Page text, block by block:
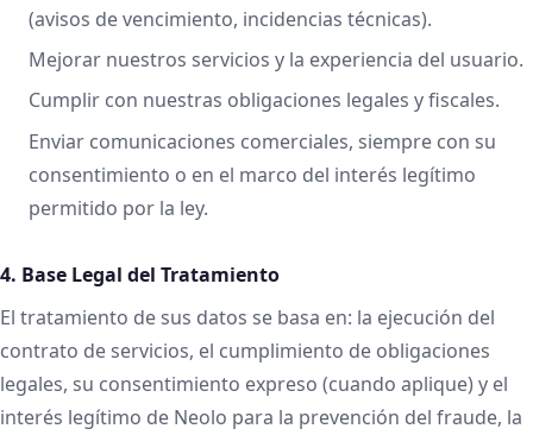
(avisos de vencimiento, incidencias técnicas).
Mejorar nuestros servicios y la experiencia del usuario.
Cumplir con nuestras obligaciones legales y fiscales.
Enviar comunicaciones comerciales, siempre con su
consentimiento o en el marco del interés legítimo
permitido por la ley.
4. Base Legal del Tratamiento
El tratamiento de sus datos se basa en: la ejecución del
contrato de servicios, el cumplimiento de obligaciones
legales, su consentimiento expreso (cuando aplique) y el
interés legítimo de Neolo para la prevención del fraude, la